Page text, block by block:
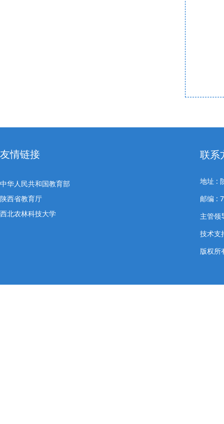
友情链接
中华人民共和国教育部
陕西省教育厅
西北农林科技大学
联系
地址 :
邮编 :
主管
技术支
版权